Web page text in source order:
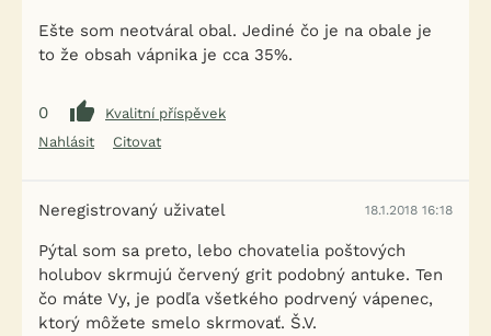
Ešte som neotváral obal. Jediné čo je na obale je
to že obsah vápnika je cca 35%.
0
Kvalitní příspěvek
Nahlásit
Citovat
Neregistrovaný uživatel 18.1.2018 16:18
Pýtal som sa preto, lebo chovatelia poštových
holubov skrmujú červený grit podobný antuke. Ten
čo máte Vy, je podľa všetkého podrvený vápenec,
ktorý môžete smelo skrmovať. Š.V.